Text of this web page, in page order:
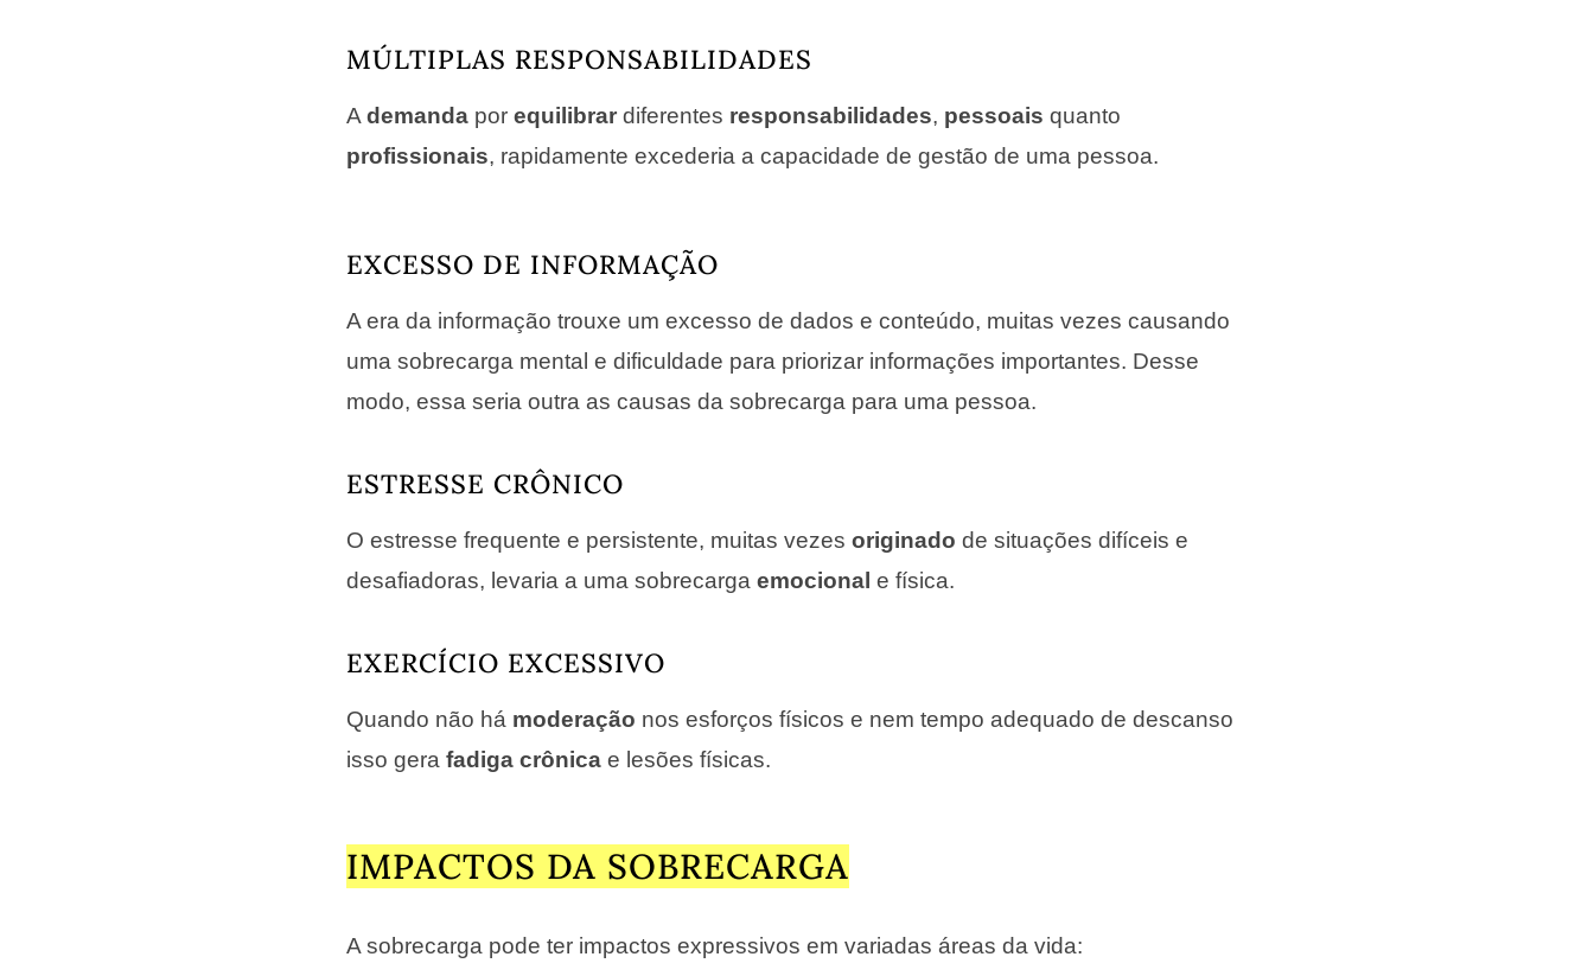
MÚLTIPLAS RESPONSABILIDADES
Ademanda porequilibrar diferentes responsabilidades, pessoais quanto
profissionais, rapidamente excederia a capacidade de gestão de uma pessoa.
EXCESSO DE INFORMAÇÃO
A era da informação trouxe um excesso de dados e conteúdo, muitas vezes causando
uma sobrecarga mental e dificuldade para priorizar informações importantes. Desse
modo, essa seria outra as causas da sobrecarga para uma pessoa.
ESTRESSE CRÔNICO
O estresse frequente e persistente, muitas vezesoriginado de situações difíceis e
desafiadoras, levaria a uma sobrecargaemocional e física.
EXERCÍCIO EXCESSIVO
Quando não há moderação nos esforços físicos e nem tempo adequado de descanso
isso gerafadiga crônica e lesões físicas.
IMPACTOS DA SOBRECARGA
A sobrecarga pode ter impactos expressivos em variadas áreas da vida: